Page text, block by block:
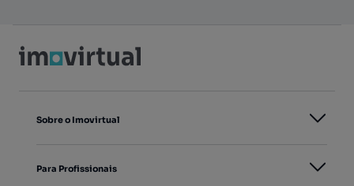
Sobre o Imovirtual
Para Profissionais